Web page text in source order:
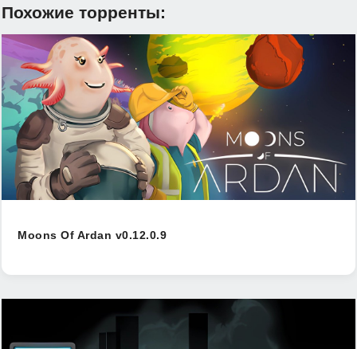
Похожие торренты:
Moons Of Ardan v0.12.0.9